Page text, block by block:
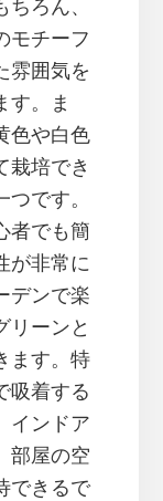
ろん、
モチーフ
雰囲気を
す。ま
色や白色
栽培でき
です。
者でも簡
が非常に
デンで楽
リーンと
ます。特
吸着する
インドア
部屋の空
できるで